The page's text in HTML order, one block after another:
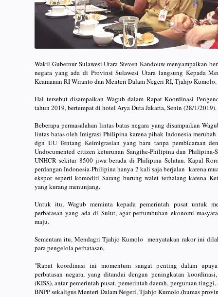
Wakil Gubernur Sulawesi Utara Steven Kandouw menyampaikan
negara yang ada di Provinsi Sulawesi Utara langsung Kepada
Keamanan RI Wiranto dan Menteri Dalam Negeri RI, Tjahjo Kumolo.
Hal tersebut disampaikan Wagub dalam Rapat Koordinasi
tahun 2019, bertempat di hotel Arya Duta Jakarta, Senin (28/1/2019).
Beberapa permasalahan lintas batas negara yang disampaikan
lintas batas oleh Imigrasi Philipina karena pihak Indonesia
dgn UU Tentang Keimigrasian yang baru tanpa pembicaraan
Undocumented citizen keturunan Sangihe-Philipina dan Philipina-
UNHCR sekitar 8500 jiwa berada di Philipina Selatan. Kapal
perdangan Indonesia-Philipina hanya 2 kali saja berjalan karena
ekspor seperti komoditi Sarang burung walet terhalang karena
yang kurang menunjang.
Untuk itu, Wagub meminta kepada pemerintah pusat untuk
perbatasan yang ada di Sulut, agar pertumbuhan ekonomi
maju.
Sementara itu, Mendagri Tjahjo Kumolo menyatakan rakor ini
para pengelola perbatasan.
"Rapat koordinasi ini momentum sangat penting dalam
perbatasan negara, yang ditandai dengan peningkatan
(KISS), antar pemerintah pusat, pemerintah daerah, perguruan
BNPP sekaligus Menteri Dalam Negeri, Tjahjo Kumolo.(humas